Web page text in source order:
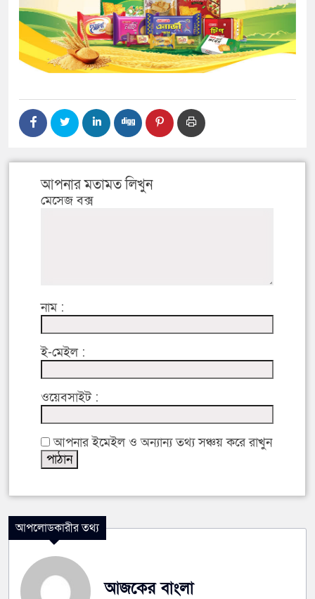
আপনার মতামত লিখুন
মেসেজ বক্স
নাম :
ই-মেইল :
ওয়েবসাইট :
আপনার ইমেইল ও অন্যান্য তথ্য সঞ্চয় করে রাখুন
আপলোডকারীর তথ্য
আজকের বাংলা